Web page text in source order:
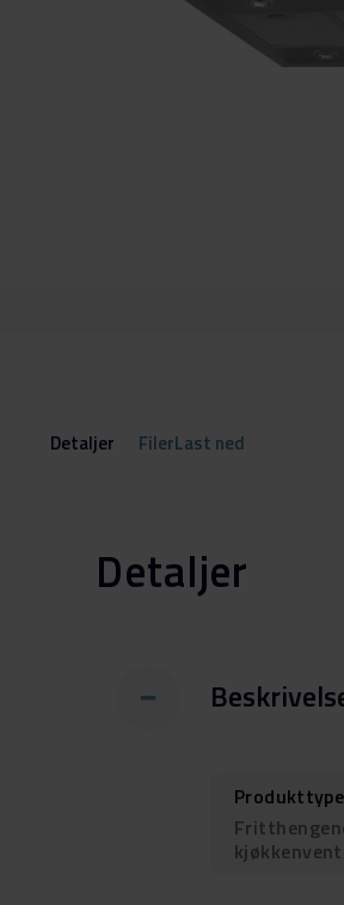
Detaljer FilerLast ned
Detaljer
Produkttype